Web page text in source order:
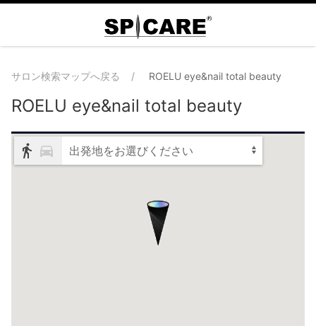
サロン検索マップへ戻る ROELU eye&nail total beauty
ROELU eye&nail total beauty
出発地をお選びください